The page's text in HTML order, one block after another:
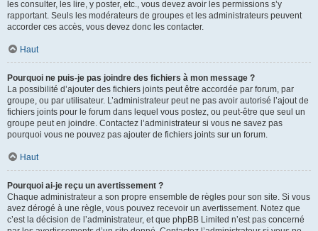
les consulter, les lire, y poster, etc., vous devez avoir les permissions s’y
rapportant. Seuls les modérateurs de groupes et les administrateurs peuvent
accorder ces accès, vous devez donc les contacter.
Haut
Pourquoi ne puis-je pas joindre des fichiers à mon message ?
La possibilité d’ajouter des fichiers joints peut être accordée par forum, par
groupe, ou par utilisateur. L’administrateur peut ne pas avoir autorisé l’ajout de
fichiers joints pour le forum dans lequel vous postez, ou peut-être que seul un
groupe peut en joindre. Contactez l’administrateur si vous ne savez pas
pourquoi vous ne pouvez pas ajouter de fichiers joints sur un forum.
Haut
Pourquoi ai-je reçu un avertissement ?
Chaque administrateur a son propre ensemble de règles pour son site. Si vous
avez dérogé à une règle, vous pouvez recevoir un avertissement. Notez que
c’est la décision de l’administrateur, et que phpBB Limited n’est pas concerné